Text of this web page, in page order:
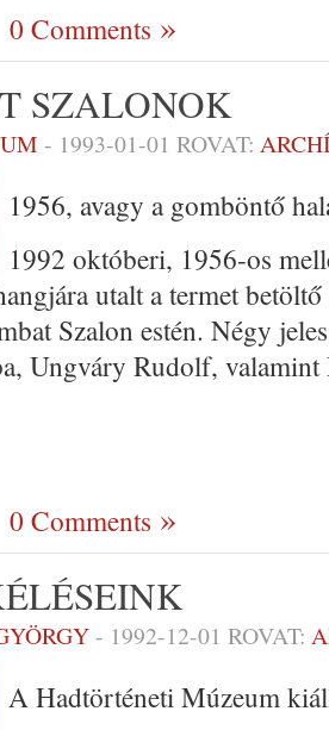
0 Comments
SZALONOK
- 1993-01-01 ROVAT:
1956, avagy a gomböntő
1992 októberi, 1956-os
utalt a termet
Szalon estén. Négy
Ungváry Rudolf,
0 Comments
- 1992-12-01 ROVAT:
A Hadtörténeti Múzeum